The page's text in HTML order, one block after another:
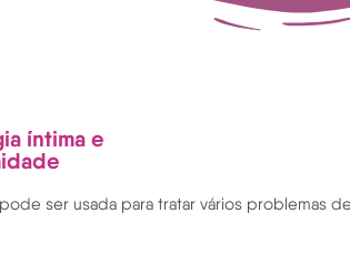
íntima e
ser usada para tratar vários problemas